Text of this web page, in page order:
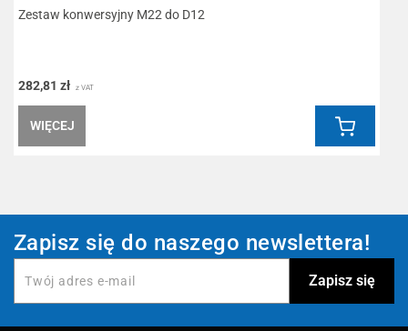
Zestaw konwersyjny M22 do D12
282,81 zł z VAT
WIĘCEJ
Zapisz się do naszego newslettera!